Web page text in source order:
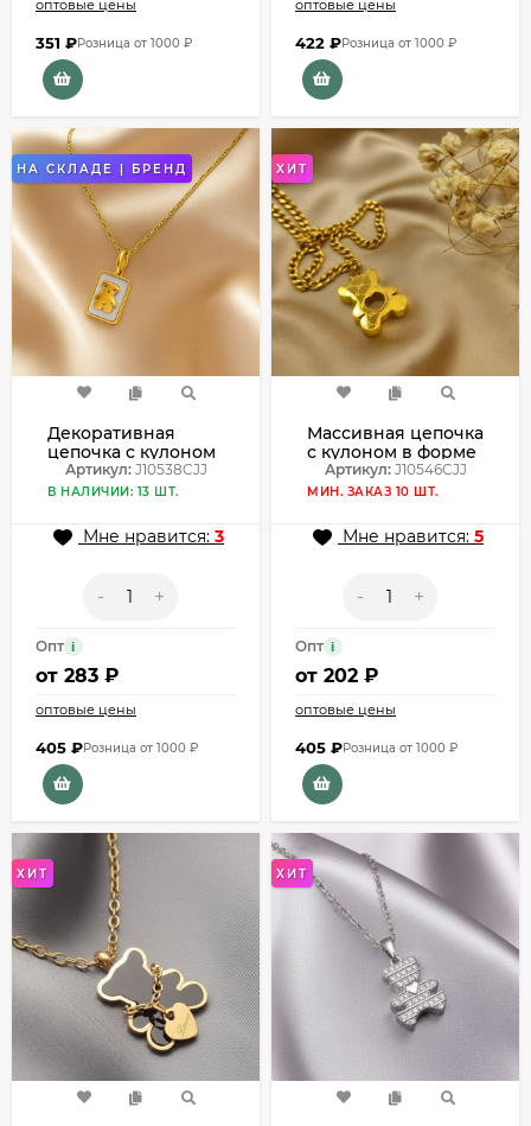
оптовые цены
351 ₽Розница от 1000 ₽
оптовые цены
422 ₽Розница от 1000 ₽
НА СКЛАДЕ | БРЕНД
Декоративная
цепочка с кулоном
в виде золотого
медведя J10538CJJ
Артикул:J10538CJJ
В НАЛИЧИИ: 13 ШТ.
Мне нравится: 3
- +
Опт i
от 283 ₽
оптовые цены
405 ₽Розница от 1000 ₽
ХИТ
Массивная цепочка
с кулоном в форме
объемного
медведя J10546CJJ
Артикул:J10546CJJ
МИН. ЗАКАЗ 10 ШТ.
Мне нравится: 5
- +
Опт i
от 202 ₽
оптовые цены
405 ₽Розница от 1000 ₽
ХИТ ХИТ